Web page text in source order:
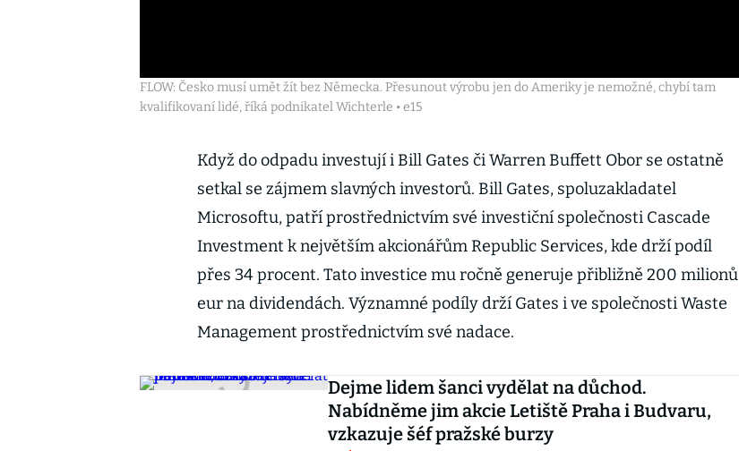
FLOW: Česko musí umět žít bez Německa. Přesunout výrobu jen do Ameriky je nemožné, chybí tam
kvalifikovaní lidé, říká podnikatel Wichterle • e15
Když do odpadu investují i Bill Gates či Warren Buffett Obor se ostatně
setkal se zájmem slavných investorů. Bill Gates, spoluzakladatel
Microsoftu, patří prostřednictvím své investiční společnosti Cascade
Investment k největším akcionářům Republic Services, kde drží podíl
přes 34 procent. Tato investice mu ročně generuje přibližně 200 milionů
eur na dividendách. Významné podíly drží Gates i ve společnosti Waste
Management prostřednictvím své nadace.
Dejme lidem šanci vydělat na důchod.
Nabídněme jim akcie Letiště Praha i Budvaru,
vzkazuje šéf pražské burzy